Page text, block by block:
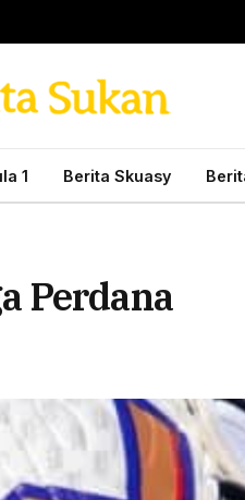
1 Berita Skuasy
Perdana